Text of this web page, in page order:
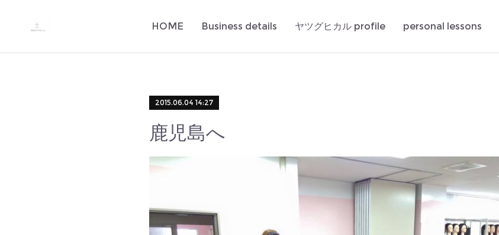
HOME Business details ヤツグヒカル profile personal lessons
2015.06.04 14:27
鹿児島へ